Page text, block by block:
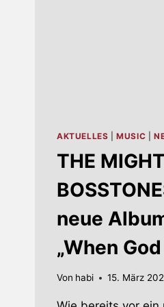
AKTUELLES |MUSIC
THE
neue
„When
Von habi 15. März